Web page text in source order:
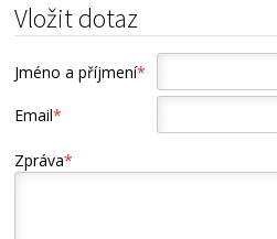
Vložit dotaz
Jméno a příjmení*
Email*
Zpráva*